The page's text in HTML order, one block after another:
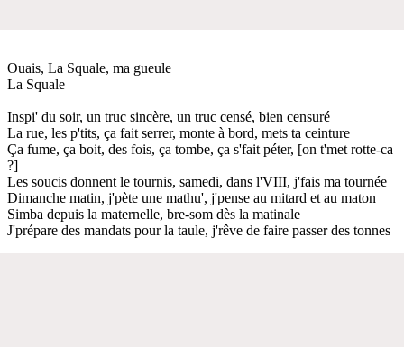
Ouais, La Squale, ma gueule
La Squale
Inspi' du soir, un truc sincère, un truc censé, bien censuré
La rue, les p'tits, ça fait serrer, monte à bord, mets ta ceinture
Ça fume, ça boit, des fois, ça tombe, ça s'fait péter, [on t'met rotte-ca
?]
Les soucis donnent le tournis, samedi, dans l'VIII, j'fais ma tournée
Dimanche matin, j'pète une mathu', j'pense au mitard et au maton
Simba depuis la maternelle, bre-som dès la matinale
J'prépare des mandats pour la taule, j'rêve de faire passer des tonnes